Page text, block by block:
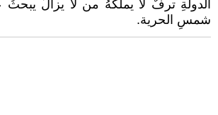
الدولةِ ترفٌ لا يملكهُ من لا يزالُ
شمسِ الحرية.